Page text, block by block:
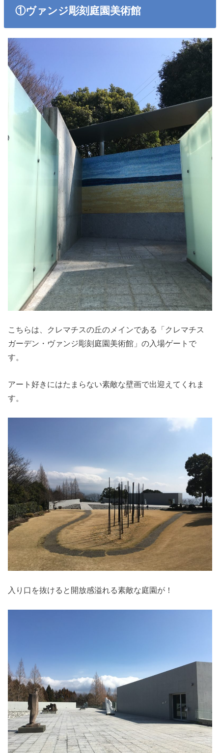
①ヴァンジ彫刻庭園美術館
こちらは、クレマチスの丘のメインである「クレマチス
ガーデン・ヴァンジ彫刻庭園美術館」の入場ゲートで
す。
アート好きにはたまらない素敵な壁画で出迎えてくれま
す。
入り口を抜けると開放感溢れる素敵な庭園が！